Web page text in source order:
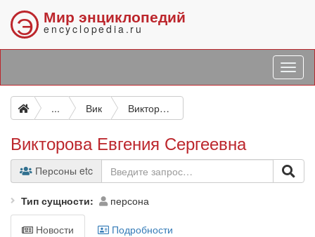
Э Мир энциклопедий
encyclopedia.ru
... Вик Викторова Евгения Сергеевна
Викторова Евгения Сергеевна
Персоны etc
Тип сущности персона
Новости Подробности